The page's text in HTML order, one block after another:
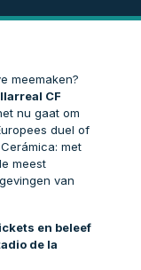
meemaken?
CF
nu gaat om
duel of
met
meest
van
en beleef
de la